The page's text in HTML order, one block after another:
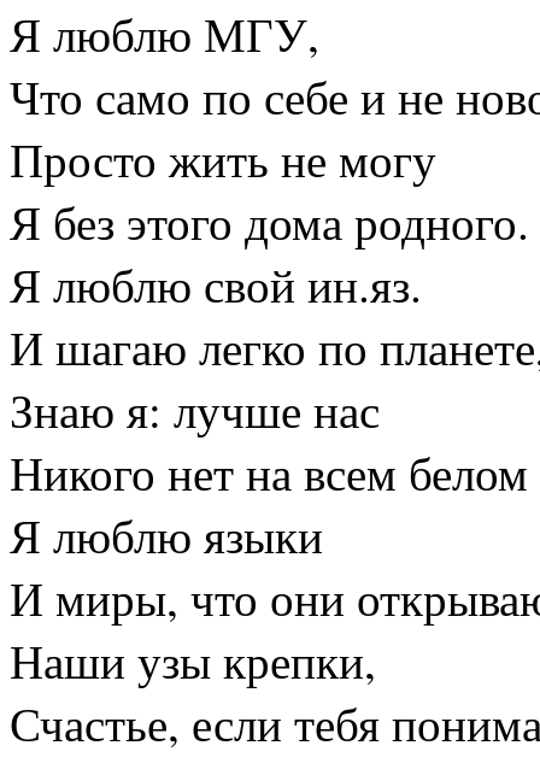
Я люблю МГУ,
Что само по себе и не
Просто жить не могу
Я без этого дома родного.
Я люблю свой ин.яз.
И шагаю легко по
Знаю я: лучше нас
Никого нет на всем белом
Я люблю языки
И миры, что они
Наши узы крепки,
Счастье, если тебя